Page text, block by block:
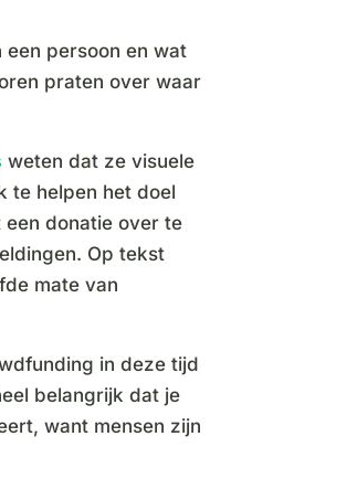
persoon en wat
praten over waar
weten dat ze visuele
te helpen het doel
donatie over te
Op tekst
mate van
in deze tijd
belangrijk dat je
want mensen zijn